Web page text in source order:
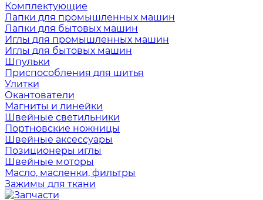
Комплектующие
Лапки для промышленных машин
Лапки для бытовых машин
Иглы для промышленных машин
Иглы для бытовых машин
Шпульки
Приспособления для шитья
Улитки
Окантователи
Магниты и линейки
Швейные светильники
Портновские ножницы
Швейные аксессуары
Позиционеры иглы
Швейные моторы
Масло, масленки, фильтры
Зажимы для ткани